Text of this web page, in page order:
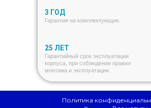
Гарантия на комплектующие.
3 ГОД
Гарантийный срок эксплуатации
корпуса, при соблюдении правил
монтажа и эксплуатации.
25 ЛЕТ
Политика